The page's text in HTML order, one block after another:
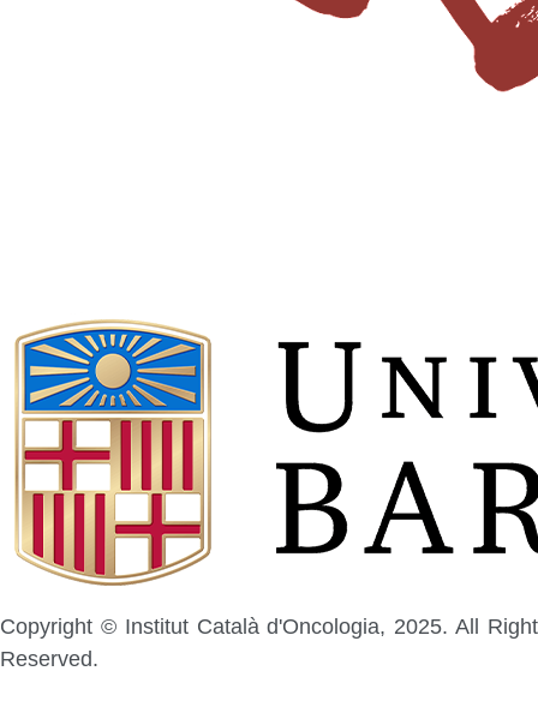
Copyright © Institut Català d'Oncologia, 2025. All Right
Reserved.